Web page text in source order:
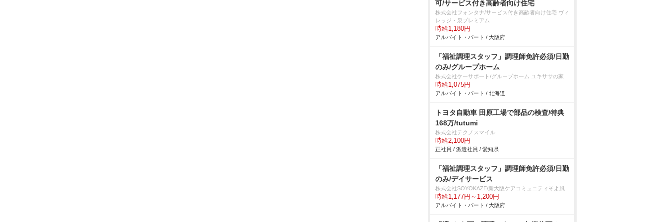
可/サービス付き高齢者向け住宅
株式会社フォンタナ/サービス付き高齢者向け住宅 ヴィ
レッジ・泉プレミアム
時給1,180円
アルバイト・パート / 大阪府
「福祉調理スタッフ」調理師免許必須/日勤
のみ/グループホーム
株式会社ケーサポート/グループホーム ユキササの家
時給1,075円
アルバイト・パート / 北海道
トヨタ自動車 田原工場で部品の検査/特典
168万/tutumi
株式会社テクノスマイル
時給2,100円
正社員 / 派遣社員 / 愛知県
「福祉調理スタッフ」調理師免許必須/日勤
のみ/デイサービス
株式会社SOYOKAZE/新大阪ケアコミュニティそよ風
時給1,177円～1,200円
アルバイト・パート / 大阪府